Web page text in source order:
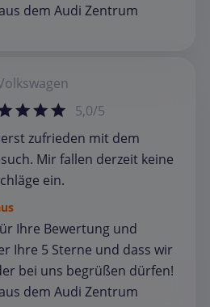
dem Audi Zentrum
5,0/5
zufrieden mit dem
Mir fallen derzeit keine
ein.
Ihre Bewertung und
Ihre 5 Sterne und dass wir
bei uns begrüßen dürfen!
dem Audi Zentrum